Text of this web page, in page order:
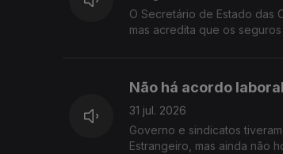
O Secretário de Estado das
mas acredita que os
Não há acordo
31 jul. 2026
Governo e sindicatos
Estrangeiro, mas ainda não